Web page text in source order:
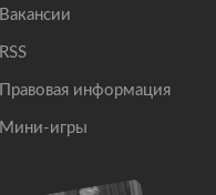
Вакансии
RSS
Правовая информация
Мини-игры